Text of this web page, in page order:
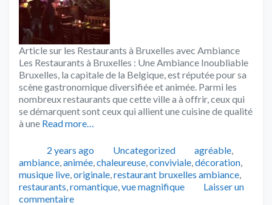
Article sur les Restaurants à Bruxelles avec Ambiance
Les Restaurants à Bruxelles : Une Ambiance Inoubliable
Bruxelles, la capitale de la Belgique, est réputée pour sa
scène gastronomique diversifiée et animée. Parmi les
nombreux restaurants que cette ville a à offrir, ceux qui
se démarquent sont ceux qui allient une cuisine de qualité
à une Read more…
Publié2 years ago Catégories
Uncategorized Tags
agréable,
ambiance,animée,chaleureuse,conviviale,décoration,
musique live,originale,restaurant bruxelles ambiance,
restaurants,romantique,vue magnifique
Laisser un
commentaire